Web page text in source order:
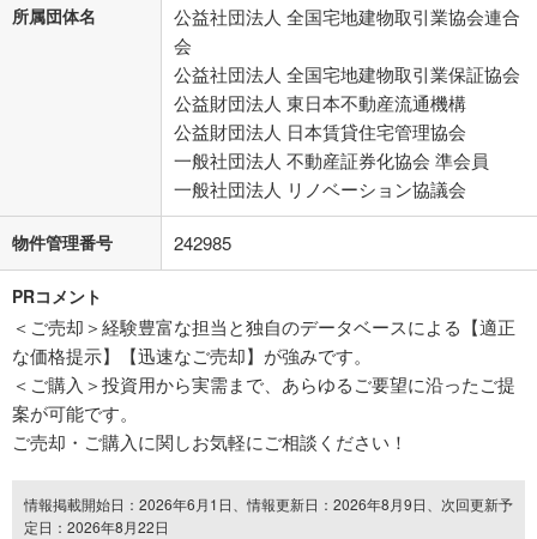
所属団体名
公益社団法人 全国宅地建物取引業協会連合
会
公益社団法人 全国宅地建物取引業保証協会
公益財団法人 東日本不動産流通機構
公益財団法人 日本賃貸住宅管理協会
一般社団法人 不動産証券化協会 準会員
一般社団法人 リノベーション協議会
物件管理番号 242985
PRコメント
＜ご売却＞経験豊富な担当と独自のデータベースによる【適正
な価格提示】【迅速なご売却】が強みです。
＜ご購入＞投資用から実需まで、あらゆるご要望に沿ったご提
案が可能です。
ご売却・ご購入に関しお気軽にご相談ください！
情報掲載開始日：2026年6月1日、情報更新日：2026年8月9日、次回更新予
定日：2026年8月22日